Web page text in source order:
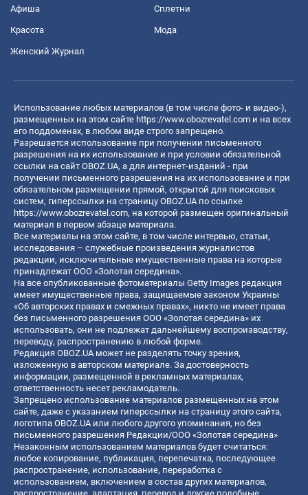
Афиша Сплетни
Красота Мода
Женский Журнал
Использование любых материалов (в том числе фото- и видео-),
размещенных на этом сайте https://www.obozrevatel.com и на всех
его поддоменах, в любом виде строго запрещено.
Разрешается использование при получении письменного
разрешения на их использование и при условии обязательной
ссылки на сайт OBOZ.UA, а для интернет-изданий - при
получении письменного разрешения на их использование и при
обязательном размещении прямой, открытой для поисковых
систем, гиперссылки на страницу OBOZ.UA по ссылке
https://www.obozrevatel.com, на которой размещен оригинальный
материал в первом абзаце материала.
Все материалы на этом сайте, в том числе интервью, статьи,
исследования – служебные произведения журналистов
редакции, исключительные имущественные права на которые
принадлежат ООО «Золотая середина».
На все опубликованные фотоматериалы Getty Images редакция
имеет имущественные права, защищаемые законом Украины
«Об авторских правах и смежных правах», никто не имеет права
без письменного разрешения ООО «Золотая середина» их
использовать, они не подлежат дальнейшему воспроизводству,
переводу, распространению в любой форме.
Редакция OBOZ.UA может не разделять точку зрения,
изложенную в авторском материале. За достоверность
информации, размещенной в рекламных материалах,
ответственность несет рекламодатель.
Запрещено использование материалов размещенных на этом
сайте, даже с указанием гиперссылки на страницу этого сайта,
логотипа OBOZ.UA или любого другого упоминания, но без
письменного разрешения Редакции/ООО «Золотая середина»
Незаконным использованием материалов будет считаться:
любое копирование, публикация, перепечатка, последующее
распространение, использование, переработка с
использованием, включением в состав других материалов,